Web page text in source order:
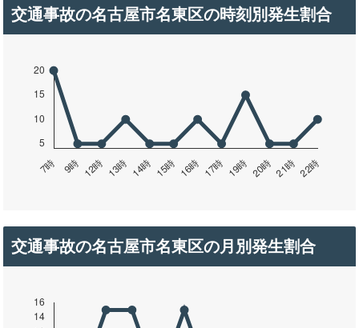
交通事故の名古屋市名東区の時刻別発生割合
交通事故の名古屋市名東区の月別発生割合